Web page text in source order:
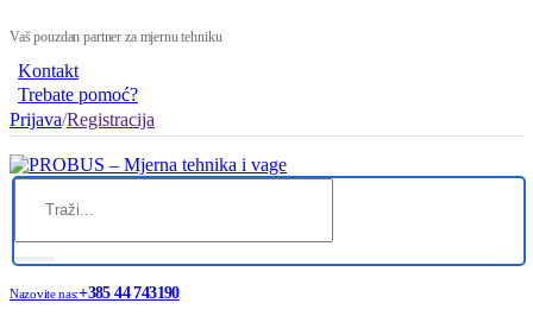
Vaš pouzdan partner za mjernu tehniku
Kontakt
Trebate pomoć?
Prijava/Registracija
Nazovite nas:+385 44 743190